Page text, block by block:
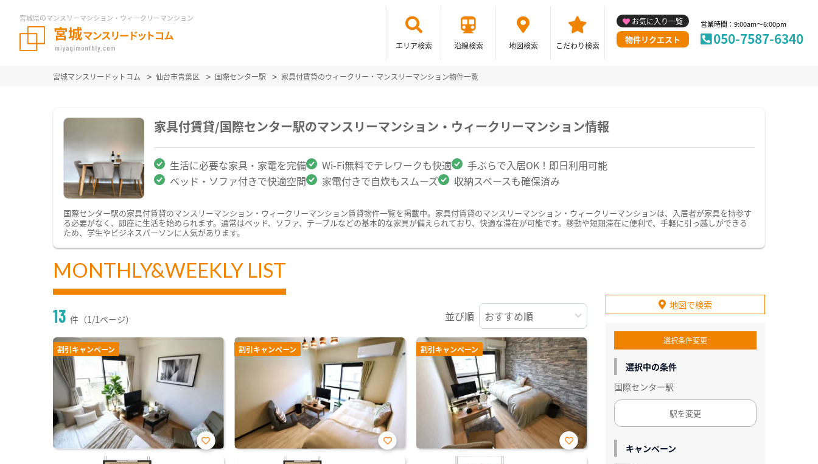
宮城県のマンスリーマンション・ウィークリーマンション
エリア検索 沿線検索 地図検索 こだわり検索
お気に入り一覧
物件リクエスト
営業時間：9:00am～6:00pm
050-7587-6340
宮城マンスリードットコム 仙台市青葉区 国際センター駅 家具付賃貸のウィークリー・マンスリーマンション物件一覧
家具付賃貸/国際センター駅のマンスリーマンション・ウィークリーマンション情報
生活に必要な家具・家電を完備 Wi-Fi無料でテレワークも快適
手ぶらで入居OK！即日利用可能
ベッド・ソファ付きで快適空間
家電付きで自炊もスムーズ 収納スペースも確保済み
国際センター駅の家具付賃貸のマンスリーマンション・ウィークリーマンション賃貸物件一覧を掲載中。家具付賃貸のマンスリーマンション・ウィークリーマンションは、入居者が家具を持参す
る必要がなく、即座に生活を始められます。通常はベッド、ソファ、テーブルなどの基本的な家具が備えられており、快適な滞在が可能です。移動や短期滞在に便利で、手軽に引っ越しができる
ため、学生やビジネスパーソンに人気があります。
MONTHLY&WEEKLY LIST
13 件（1/1ページ） 並び順
割引キャンペーン
お気
割引キャンペーン
お気
割引キャンペーン
お気
地図で検索
選択条件変更
選択中の条件
国際センター駅
駅を変更
キャンペーン